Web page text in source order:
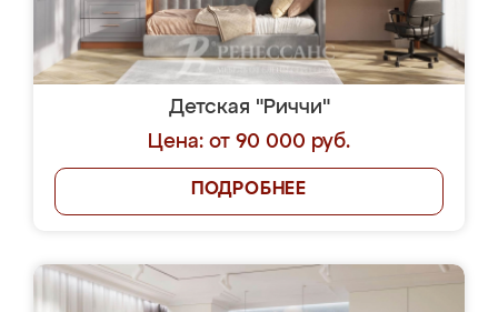
Детская "Риччи"
Цена: от 90 000 руб.
ПОДРОБНЕЕ